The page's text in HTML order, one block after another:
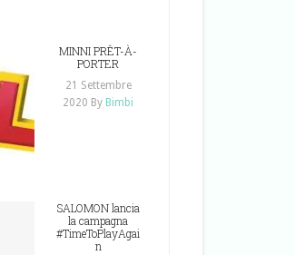
MINNI PRÊT-À-
PORTER
21 Settembre
2020 By Bimbi
SALOMON lancia
la campagna
#TimeToPlayAgai
n